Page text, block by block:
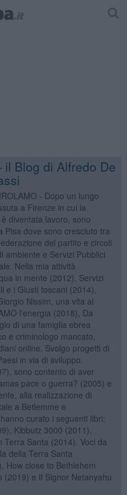
Blog di Alfredo De
- Dopo un lungo
a Firenze in cui la
diventata lavoro, sono
Pisa dove sono cresciuto tra
del partito e circoli
ambiente e Servizi Pubblici
Nella mia attività
in mente (2012), Servizi
e i Giusti toscani (2014),
Nissim, una vita al
l'energia (2018), Da
di una famiglia ebrea
e criminologo mancato,
online. Svolgo progetti di
in via di sviluppo.
sono contento di aver
pace o guerra? (2005) e
alla realizzazione di
a Betlemme e
curato i seguenti libri:
Kibbutz 3000 (2011),
Santa (2014). Voci da
della Terra Santa
How close to Bethlehem
e Il Signor Netanyahu